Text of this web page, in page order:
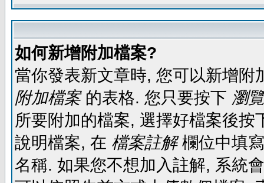
如何新增附加檔案?
當你發表新文章時, 您可以新增
附加檔案的表格. 您只要按下 瀏
所要附加的檔案, 選擇好檔案後
說明檔案, 在 檔案註解欄位中填
名稱. 如果您不想加入註解, 系統